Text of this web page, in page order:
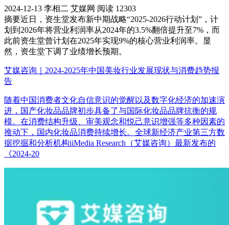
2024-12-13 李相二 艾媒网 阅读 12303
摘要近日，资生堂发布新中期战略“2025-2026行动计划”，计
划到2026年将营业利润率从2024年的3.5%翻倍提升至7%，而
此前资生堂曾计划在2025年实现9%的核心营业利润率。显
然，资生堂下调了业绩增长预期。
艾媒咨询｜2024-2025年中国美妆行业发展现状与消费趋势报
告
随着中国消费者文化自信意识的觉醒以及数字化经济的加速演
进，国产化妆品品牌初步具备了与国际化妆品品牌抗衡的规
模。在消费结构升级、审美观念和悦己意识增强等多种因素的
推动下，国内化妆品消费持续增长。全球新经济产业第三方数
据挖掘和分析机构iiMedia Research（艾媒咨询）最新发布的
《2024-20